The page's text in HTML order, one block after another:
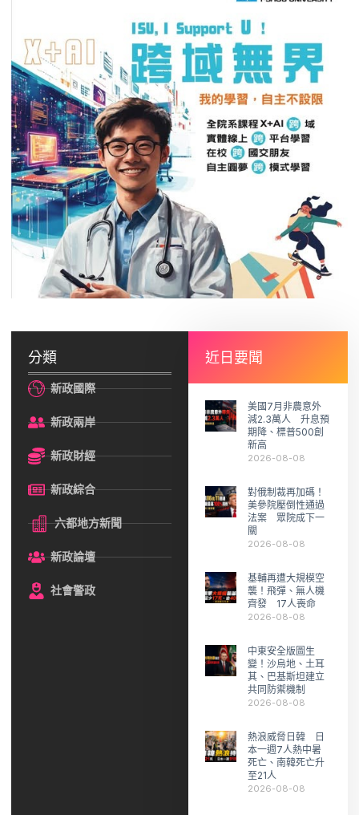
分類
新政國際
新政兩岸
新政財經
新政綜合
六都地方新聞
新政論壇
社會警政
近日要聞
美國7月非農意外
減2.3萬人 升息預
期降、標普500創
新高
2026-08-08
對俄制裁再加碼！
美參院壓倒性通過
法案 眾院成下一
關
2026-08-08
基輔再遭大規模空
襲！飛彈、無人機
齊發 17人喪命
2026-08-08
中東安全版圖生
變！沙烏地、土耳
其、巴基斯坦建立
共同防禦機制
2026-08-08
熱浪威脅日韓 日
本一週7人熱中暑
死亡、南韓死亡升
至21人
2026-08-08